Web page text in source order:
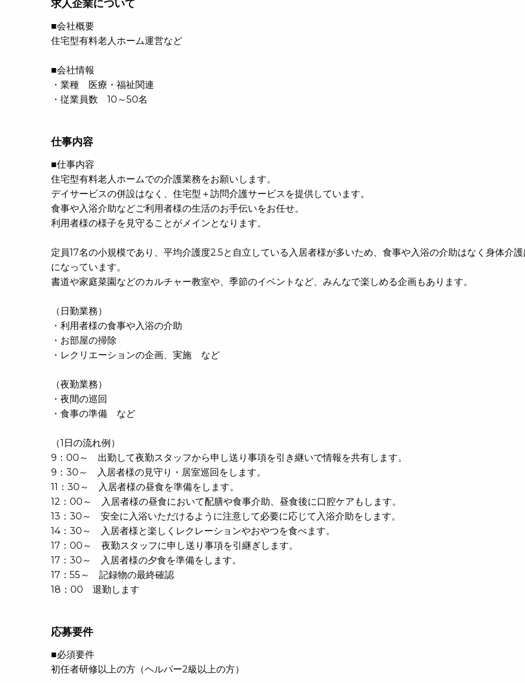
求人企業について
■会社概要
住宅型有料老人ホーム運営など
■会社情報
・業種 医療・福祉関連
・従業員数 10～50名
仕事内容
■仕事内容
住宅型有料老人ホームでの介護業務をお願いします。
デイサービスの併設はなく、住宅型＋訪問介護サービスを提供しています。
食事や入浴介助などご利用者様の生活のお手伝いをお任せ。
利用者様の様子を見守ることがメインとなります。
定員17名の小規模であり、平均介護度2.5と自立している入居者様が多いため、食事や入浴の介助はなく身体介
になっています。
書道や家庭菜園などのカルチャー教室や、季節のイベントなど、みんなで楽しめる企画もあります。
（日勤業務）
・利用者様の食事や入浴の介助
・お部屋の掃除
・レクリエーションの企画、実施 など
（夜勤業務）
・夜間の巡回
・食事の準備 など
（1日の流れ例）
9：00～ 出勤して夜勤スタッフから申し送り事項を引き継いで情報を共有します。
9：30～ 入居者様の見守り・居室巡回をします。
11：30～ 入居者様の昼食を準備をします。
12：00～ 入居者様の昼食において配膳や食事介助、昼食後に口腔ケアもします。
13：30～ 安全に入浴いただけるように注意して必要に応じて入浴介助をします。
14：30～ 入居者様と楽しくレクレーションやおやつを食べます。
17：00～ 夜勤スタッフに申し送り事項を引継ぎします。
17：30～ 入居者様の夕食を準備をします。
17：55～ 記録物の最終確認
18：00 退勤します
応募要件
■必須要件
初任者研修以上の方（ヘルパー2級以上の方）